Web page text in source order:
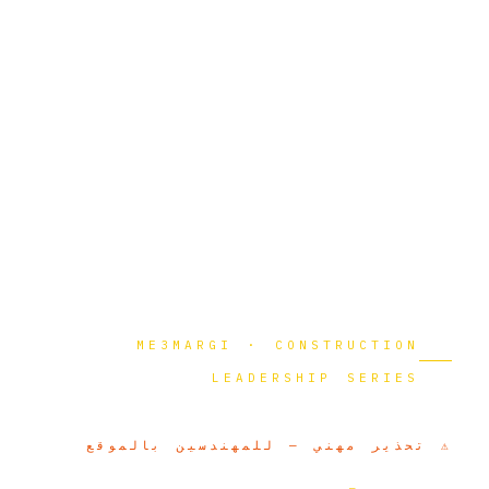
ME3MARGI · CONSTRUCTION
LEADERSHIP SERIES
مهني — للمهندسين بالموقع